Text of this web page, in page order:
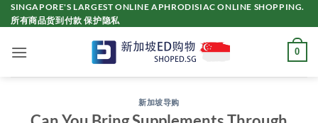
Skip
to
SINGAPORE'S LARGEST ONLINE APHRODISIAC ONLINE SHOPPING.
所有商品货到付款 保护隐私
0
新加坡导购